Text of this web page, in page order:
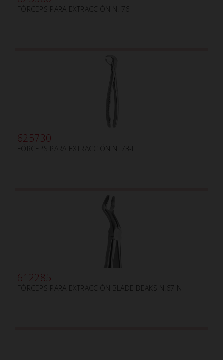
FÓRCEPS PARA EXTRACCIÓN N. 76
625730
FÓRCEPS PARA EXTRACCIÓN N. 73-L
612285
FÓRCEPS PARA EXTRACCIÓN BLADE BEAKS N.67-N